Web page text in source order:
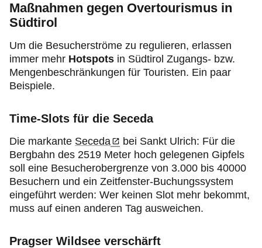
Maßnahmen gegen Overtourismus in
Südtirol
Um die Besucherströme zu regulieren, erlassen
immer mehr Hotspots in Südtirol Zugangs- bzw.
Mengenbeschränkungen für Touristen. Ein paar
Beispiele.
Time-Slots für die Seceda
Die markante Seceda
bei Sankt Ulrich: Für die
Bergbahn des 2519 Meter hoch gelegenen Gipfels
soll eine Besucherobergrenze von 3.000 bis 40000
Besuchern und ein Zeitfenster-Buchungssystem
eingeführt werden: Wer keinen Slot mehr bekommt,
muss auf einen anderen Tag ausweichen.
Pragser Wildsee verschärft